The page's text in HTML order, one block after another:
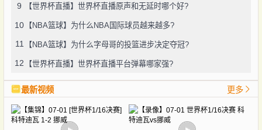
9 【世界杯直播】世界杯直播原声和无延时哪个好?
10 【NBA篮球】为什么NBA国际球员越来越多?
11 【NBA篮球】为什么字母哥的投篮进步决定夺冠?
12 【世界杯直播】世界杯直播平台弹幕哪家强?
最新视频 更多